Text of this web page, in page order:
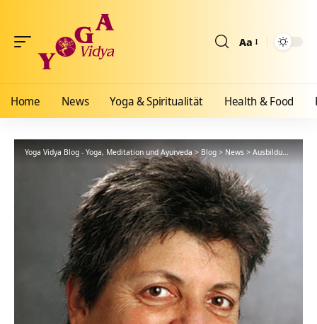
Aa
Home News Yoga & Spiritualität Health & Food
Yoga Vidya Blog - Yoga, Meditation und Ayurveda> Blog > News>Ausbildungen